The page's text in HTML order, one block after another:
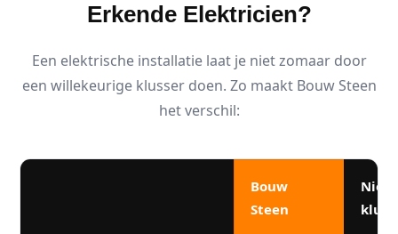
Erkende Elektricien?
Een elektrische installatie laat je niet zomaar door
een willekeurige klusser doen. Zo maakt Bouw Steen
het verschil:
Bouw
Steen
Niet-